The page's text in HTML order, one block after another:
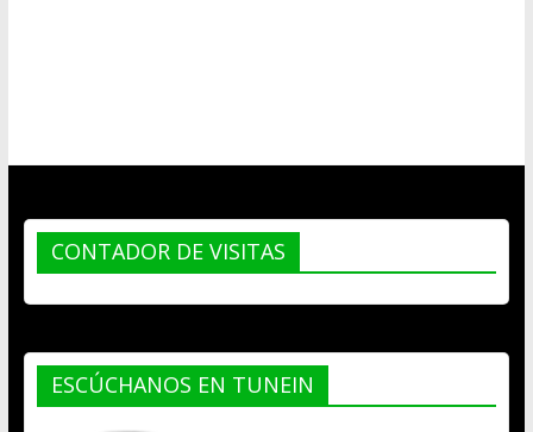
CONTADOR DE VISITAS
ESCÚCHANOS EN TUNEIN